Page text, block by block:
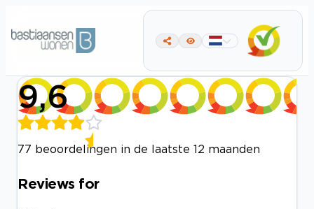
9,6
77 beoordelingen in de laatste 12 maanden
Reviews for